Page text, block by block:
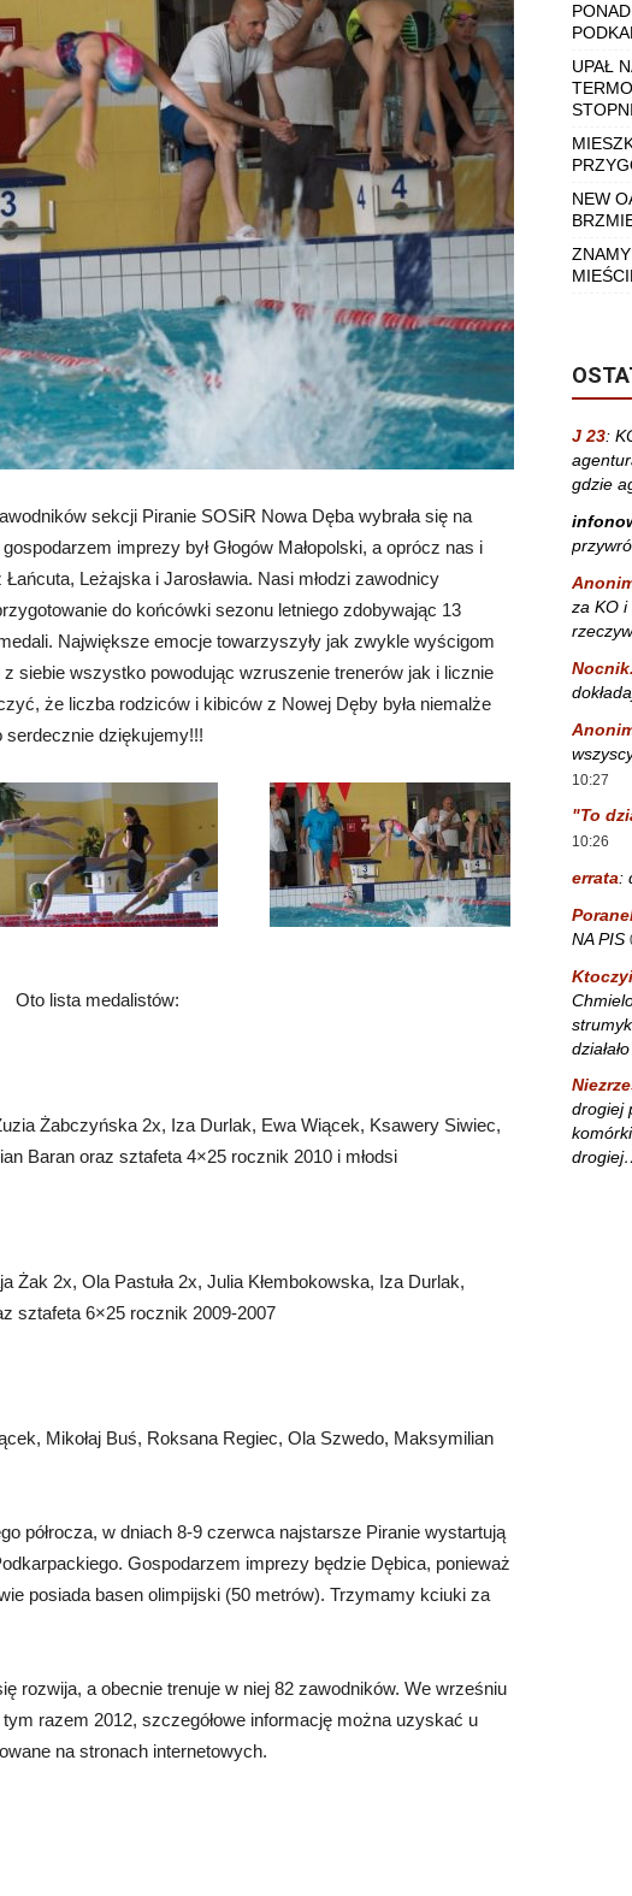
sekcji Piranie SOSiR Nowa Dęba wybrała się na
imprezy był Głogów Małopolski, a oprócz nas i
Leżajska i Jarosławia. Nasi młodzi zawodnicy
do końcówki sezonu letniego zdobywając 13
Największe emocje towarzyszyły jak zwykle wyścigom
siebie wszystko powodując wzruszenie trenerów jak i licznie
że liczba rodziców i kibiców z Nowej Dęby była niemalże
dziękujemy!!!
Oto lista medalistów:
Żabczyńska 2x, Iza Durlak, Ewa Wiącek, Ksawery Siwiec,
Baran oraz sztafeta 4×25 rocznik 2010 i młodsi
Żak 2x, Ola Pastuła 2x, Julia Kłembokowska, Iza Durlak,
sztafeta 6×25 rocznik 2009-2007
Mikołaj Buś, Roksana Regiec, Ola Szwedo, Maksymilian
półrocza, w dniach 8-9 czerwca najstarsze Piranie wystartują
Gospodarzem imprezy będzie Dębica, ponieważ
posiada basen olimpijski (50 metrów). Trzymamy kciuki za
rozwija, a obecnie trenuje w niej 82 zawodników. We wrześniu
razem 2012, szczegółowe informację można uzyskać u
na stronach internetowych.
UPAŁ
STOPNI
NEW
J 23:
gdzie
za KO i
10:27
"To
10:26
errata:
NA PIS
drogiej